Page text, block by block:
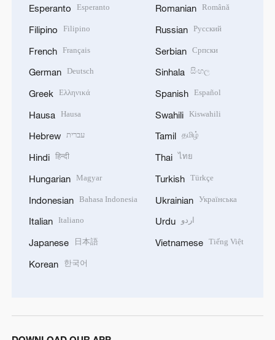
Esperanto Esperanto
Filipino Filipino
French Français
German Deutsch
Greek Ελληνικά
Hausa Hausa
Hebrew עברית
Hindi हिन्दी
Hungarian Magyar
Indonesian Bahasa Indonesia
Italian Italiano
Japanese 日本語
Korean 한국어
Romanian Română
Russian Русский
Serbian Српски
Sinhala සිංහල
Spanish Español
Swahili Kiswahili
Tamil தமிழ்
Thai ไทย
Turkish Türkçe
Ukrainian Українська
Urdu اردو
Vietnamese Tiếng Việt